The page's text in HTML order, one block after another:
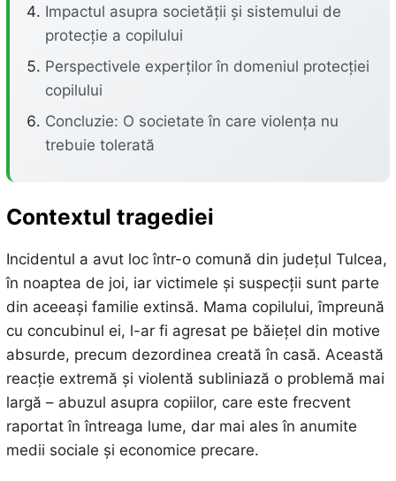
Impactul asupra societății și sistemului de
protecție a copilului
Perspectivele experților în domeniul protecției
copilului
Concluzie: O societate în care violența nu
trebuie tolerată
Contextul tragediei
Incidentul a avut loc într-o comună din județul Tulcea,
în noaptea de joi, iar victimele și suspecții sunt parte
din aceeași familie extinsă. Mama copilului, împreună
cu concubinul ei, l-ar fi agresat pe băiețel din motive
absurde, precum dezordinea creată în casă. Această
reacție extremă și violentă subliniază o problemă mai
largă – abuzul asupra copiilor, care este frecvent
raportat în întreaga lume, dar mai ales în anumite
medii sociale și economice precare.